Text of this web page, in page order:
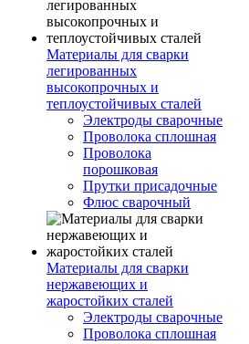
Материалы для сварки
легированных
высокопрочных и
теплоустойчивых сталей
Электроды сварочные
Проволока сплошная
Проволока
порошковая
Прутки присадочные
Флюс сварочный
Материалы для сварки
нержавеющих и
жаростойких сталей
Электроды сварочные
Проволока сплошная